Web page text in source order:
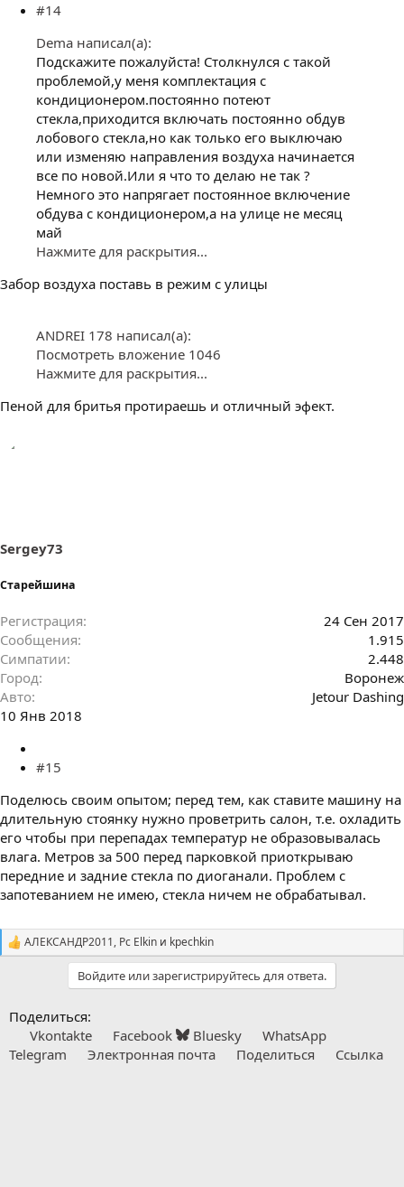
#14
Dema написал(а):
Подскажите пожалуйста! Столкнулся с такой
проблемой,у меня комплектация с
кондиционером.постоянно потеют
стекла,приходится включать постоянно обдув
лобового стекла,но как только его выключаю
или изменяю направления воздуха начинается
все по новой.Или я что то делаю не так ?
Немного это напрягает постоянное включение
обдува с кондиционером,а на улице не месяц
май
Нажмите для раскрытия...
Забор воздуха поставь в режим с улицы
ANDREI 178 написал(а):
Посмотреть вложение 1046
Нажмите для раскрытия...
Пеной для бритья протираешь и отличный эфект.
Sergey73
Старейшина
Регистрация
24 Сен 2017
Сообщения
1.915
Симпатии
2.448
Город
Воронеж
Авто
Jetour Dashing
10 Янв 2018
#15
Поделюсь своим опытом; перед тем, как ставите машину на
длительную стоянку нужно проветрить салон, т.е. охладить
его чтобы при перепадах температур не образовывалась
влага. Метров за 500 перед парковкой приоткрываю
передние и задние стекла по диоганали. Проблем с
запотеванием не имею, стекла ничем не обрабатывал.
С
и
т
и
АЛЕКСАНДР2011, Pc Elkin и kpechkin
Войдите или зарегистрируйтесь для ответа.
Поделиться:
Vkontakte
Facebook Bluesky
WhatsApp
Telegram
Электронная почта Поделиться Ссылка